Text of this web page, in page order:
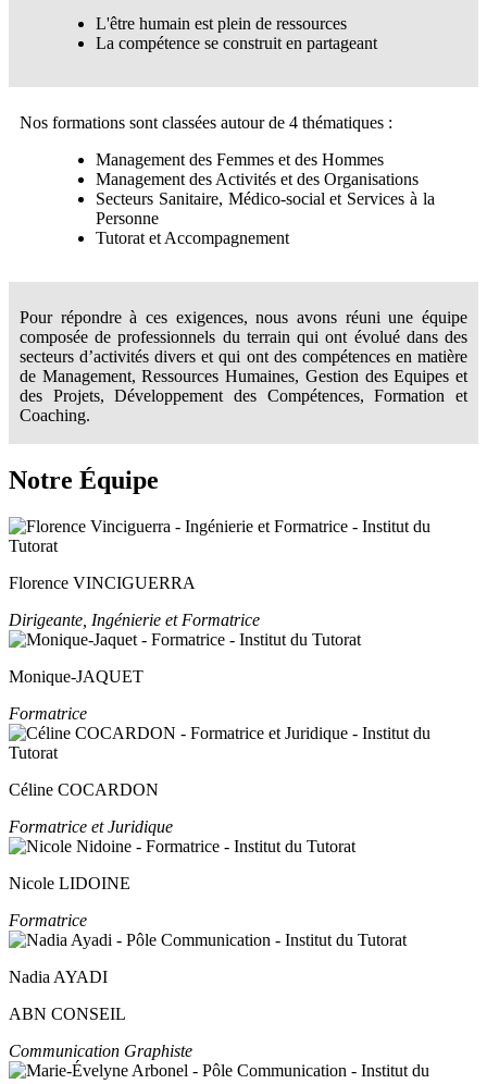
L'être humain est plein de ressources
La compétence se construit en partageant
Nos formations sont classées autour de 4 thématiques :
Management des Femmes et des Hommes
Management des Activités et des Organisations
Secteurs Sanitaire, Médico-social et Services à la
Personne
Tutorat et Accompagnement
Pour répondre à ces exigences, nous avons réuni une équipe
composée de professionnels du terrain qui ont évolué dans des
secteurs d’activités divers et qui ont des compétences en matière
de Management, Ressources Humaines, Gestion des Equipes et
des Projets, Développement des Compétences, Formation et
Coaching.
Notre Équipe
Florence VINCIGUERRA
Dirigeante, Ingénierie et Formatrice
Monique-JAQUET
Formatrice
Céline COCARDON
Formatrice et Juridique
Nicole LIDOINE
Formatrice
Nadia AYADI
ABN CONSEIL
Communication Graphiste